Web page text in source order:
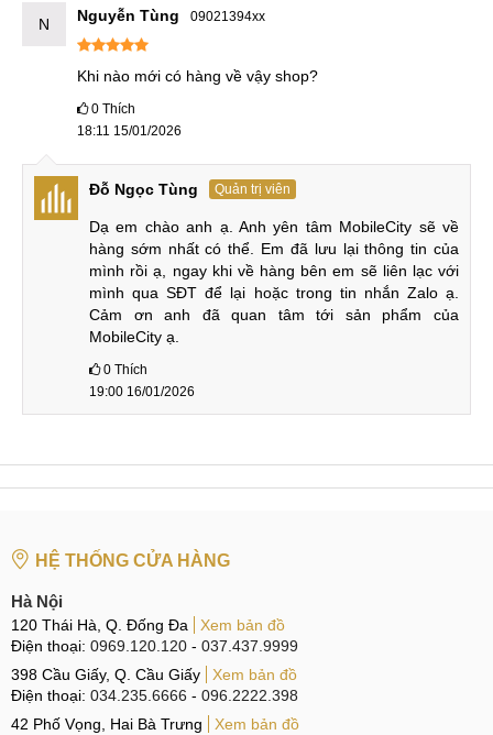
đánh giá sau.
Thiết kế không quá khác biệt
với khung viền nhôm phẳng và mặt lưng kính được làm
cũng được tích hợp hợp IP68/IP69 và cảm biến vân tay siêu
âm dưới màn hình mang đến sự yên tâm và tiện lợi cho trải
nghiệm của người dùng.
Thiết kế vuông vức, IP69
Mặt trước vẫn là màn hình đục lỗ viền mỏng đều 4 cạnh.
Đây là màn hình phẳng nên rất dễ dán cường lực bảo vệ và
màu sắc hình ảnh không bị sai màu.
tự như bản Pro, bao gồm: Xanh, Vàng, Đen và Trắng mang
đến cho người dùng nhiều sự lựa chọn phong phú.
Màn hình OLED 120Hz 1.5K & Camera trước sau
đều 50MP
Màn hình LTPO OLED 120Hz 1 tỷ màu, độ phân giải 1.5K,
độ sáng 6000nit
N Nguyễn Tùng 09021394xx
Khi nào mới có hàng về vậy shop?
0 Thích
18:11 15/01/2026
Đỗ Ngọc Tùng Quản trị viên
Dạ em chào anh ạ. Anh yên tâm MobileCity sẽ về
hàng sớm nhất có thể. Em đã lưu lại thông tin của
mình rồi ạ, ngay khi về hàng bên em sẽ liên lạc với
mình qua SĐT để lại hoặc trong tin nhắn Zalo ạ.
Cảm ơn anh đã quan tâm tới sản phẩm của
MobileCity ạ.
0 Thích
19:00 16/01/2026
HỆ THỐNG CỬA HÀNG
Hà Nội
120 Thái Hà, Q. Đống Đa
Xem bản đồ
Điện thoại: 0969.120.120 - 037.437.9999
398 Cầu Giấy, Q. Cầu Giấy
Xem bản đồ
Điện thoại: 034.235.6666 - 096.2222.398
42 Phố Vọng, Hai Bà Trưng
Xem bản đồ